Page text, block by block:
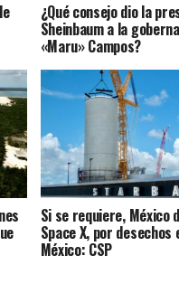
¿Qué consejo dio la
Sheinbaum a la
«Maru» Campos?
Si se requiere, México
Space X, por desechos
México: CSP